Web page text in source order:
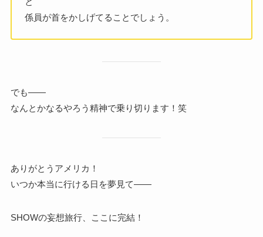
係員が首をかしげてることでしょう。
でも――
なんとかなるやろう精神で乗り切ります！笑
ありがとうアメリカ！
いつか本当に行ける日を夢見て――
SHOWの妄想旅行、ここに完結！